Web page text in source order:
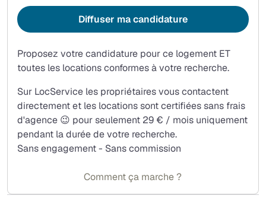
Proposez votre candidature pour ce logement ET
toutes les locations conformes à votre recherche.
Sur LocService les propriétaires vous contactent
directement et les locations sont certifiées sans frais
d'agence 😉 pour seulement 29 € / mois uniquement
pendant la durée de votre recherche.
Sans engagement - Sans commission
Diffuser ma candidature
Comment ça marche ?